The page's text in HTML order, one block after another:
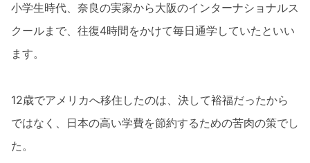
小学生時代、奈良の実家から大阪のインターナショナルス
クールまで、往復4時間をかけて毎日通学していたといい
ます。
12歳でアメリカへ移住したのは、決して裕福だったから
ではなく、日本の高い学費を節約するための苦肉の策でし
た。